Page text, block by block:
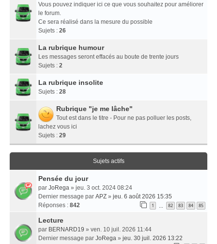
Vous pouvez indiquer ici ce que vous souhaitez pour améliorer
le forum.
Ce sera réalisé dans la mesure du possible
Sujets : 26
La rubrique humour
Les messages seront effacés au boute de trente jours
Sujets : 2
La rubrique insolite
Sujets : 28
Rubrique "je me lâche"
Tout est dans le titre - Pour ne pas polluer les posts,
lachez vous ici
Sujets : 29
Sujets actifs
Pensée du jour
par JoRega » jeu. 3 oct. 2024 08:24
Dernier message par APZ » jeu. 6 août 2026 15:35
Réponses : 842 1 82 83 84 85
Lecture
par BERNARD19 » ven. 10 juil. 2026 11:44
Dernier message par JoRega » jeu. 30 juil. 2026 13:22